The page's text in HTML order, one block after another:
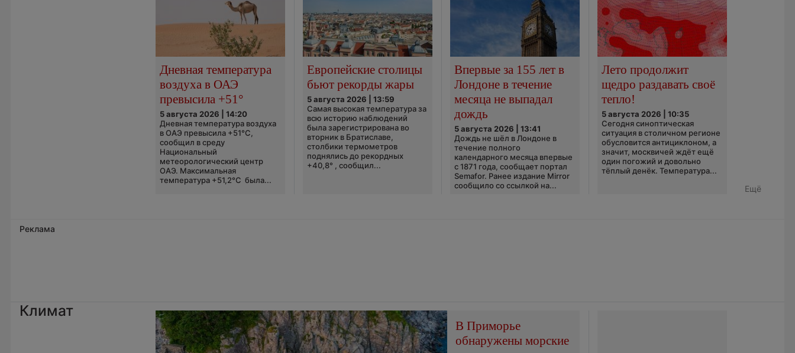
Дневная температура
воздуха в ОАЭ
превысила +51°
5 августа 2026 | 14:20
Дневная температура воздуха
в ОАЭ превысила +51°C,
сообщил в среду
Национальный
метеорологический центр
ОАЭ. Максимальная
температура +51,2°C была...
Европейские столицы
бьют рекорды жары
5 августа 2026 | 13:59
Самая высокая температура за
всю историю наблюдений
была зарегистрирована во
вторник в Братиславе,
столбики термометров
поднялись до рекордных
+40,8° , сообщил...
Впервые за 155 лет в
Лондоне в течение
месяца не выпадал
дождь
5 августа 2026 | 13:41
Дождь не шёл в Лондоне в
течение полного
календарного месяца впервые
с 1871 года, сообщает портал
Semafor. Ранее издание Mirror
сообщило со ссылкой на...
Лето продолжит
щедро раздавать своё
тепло!
5 августа 2026 | 10:35
Сегодня синоптическая
ситуация в столичном регионе
обусловится антициклоном, а
значит, москвичей ждёт ещё
один погожий и довольно
тёплый денёк. Температура...
Ещё
Реклама
Климат
В Приморье
обнаружены морские